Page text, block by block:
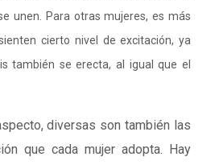
unen. Para otras mujeres, es más
cierto nivel de excitación, ya
también se erecta, al igual que el
diversas son también las
que cada mujer adopta. Hay